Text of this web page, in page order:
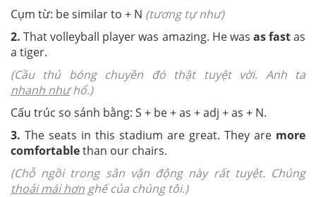
Cụm từ: be similar to + N (tương tự như)
2. That volleyball player was amazing. He was as fastas
a tiger.
(Cầu thủ bóng chuyền đó thật tuyệt vời. Anh ta
nhanh nhưhổ.)
Cấu trúc so sánh bằng: S + be + as + adj + as + N.
3. The seats in this stadium are great. They are more
comfortablethan our chairs.
(Chỗ ngồi trong sân vận động này rất tuyệt. Chúng
thoải mái hơn ghế của chúng tôi.)